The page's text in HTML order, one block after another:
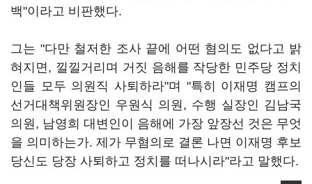
백"이라고 비판했다.
그는 "다만 철저한 조사 끝에 어떤 혐의도 없다고 밝
혀지면, 낄낄거리며 거짓 음해를 작당한 민주당 정치
인들 모두 의원직 사퇴하라"며 "특히 이재명 캠프의
선거대책위원장인 우원식 의원, 수행 실장인 김남국
의원, 남영희 대변인이 음해에 가장 앞장선 것은 무엇
을 의미하는가. 제가 무혐의로 결론 나면 이재명 후보
당신도 당장 사퇴하고 정치를 떠나시라"라고 말했다.